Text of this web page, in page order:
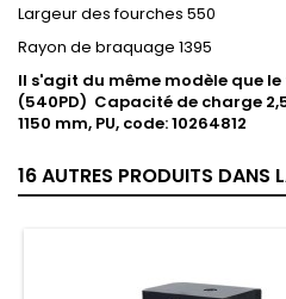
Largeur des fourches 550
Rayon de braquage 1395
Il s'agit du même modèle que
(540PD) Capacité de charge
1150 mm, PU, code: 10264812
16 AUTRES PRODUITS DANS